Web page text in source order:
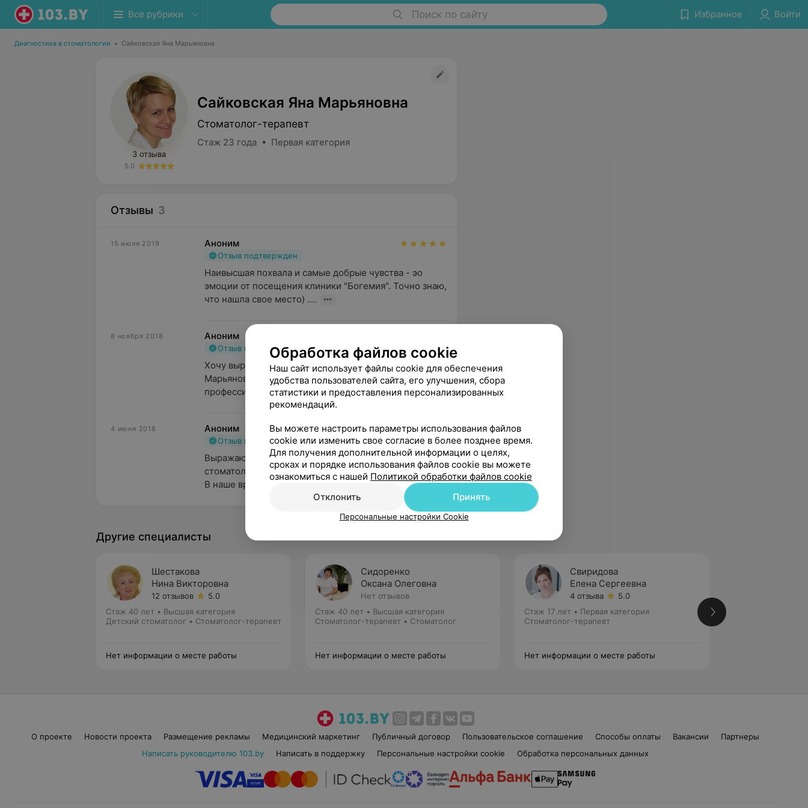
Все рубрики Поиск по сайту Избранное Войти
Диагностика в стоматологии • Сайковская Яна Марьяновна
3 отзыва
5.0
Сайковская Яна Марьяновна
Стоматолог-терапевт
Стаж 23 года • Первая категория
Отзывы 3
15 июля 2019 Аноним
Отзыв подтвержден
Наивысшая похвала и самые добрые чувства - эо
эмоции от посещения клиники "Богемия". Точно знаю,
что нашла свое место) ....
8 ноября 2018 Аноним
Отзыв подтвержден Рекомендую
Хочу выразить благодарность Сайковской Яне
Марьяновне за прекрасное отношение и
профессионализм! Никогда еще лечение у с...
4 июня 2018 Аноним
Отзыв подтвержден Рекомендую
Выражаю огромную благодарность врачу
стоматологу-терапевту Сайковской Яне Марьяновне.
В наше время нелегко встретить про...
Другие специалисты
Шестакова
Нина Викторовна
12 отзывов
5.0
Стаж 40 лет • Высшая категория
Детский стоматолог • Стоматолог-терапевт
Нет информации о месте работы
Сидоренко
Оксана Олеговна
Нет отзывов
Стаж 40 лет • Высшая категория
Стоматолог-терапевт • Стоматолог
Нет информации о месте работы
Свиридова
Елена Сергеевна
4 отзыва
5.0
Стаж 17 лет • Первая категория
Стоматолог-терапевт
Нет информации о месте работы
О проекте Новости проекта Размещение рекламы Медицинский маркетинг Публичный договор Пользовательское соглашение Способы оплаты Вакансии
Партнеры
Написать руководителю 103.by
Написать в поддержку Персональные настройки cookie Обработка персональных данных
Обработка файлов cookie
Наш сайт использует файлы cookie для обеспечения
удобства пользователей сайта, его улучшения, сбора
статистики и предоставления персонализированных
рекомендаций.
Вы можете настроить параметры использования файлов
cookie или изменить свое согласие в более позднее время.
Для получения дополнительной информации о целях,
сроках и порядке использования файлов cookie вы можете
ознакомиться с нашей Политикой обработки файлов cookie
Отклонить
Принять
Персональные настройки Cookie